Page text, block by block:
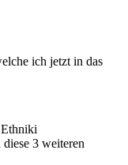
ich jetzt in das
3 weiteren